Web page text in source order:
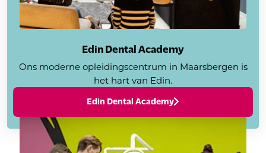
Edin Dental Academy
Edin Dental Academy
Ons moderne opleidingscentrum in Maarsbergen is
het hart van Edin.